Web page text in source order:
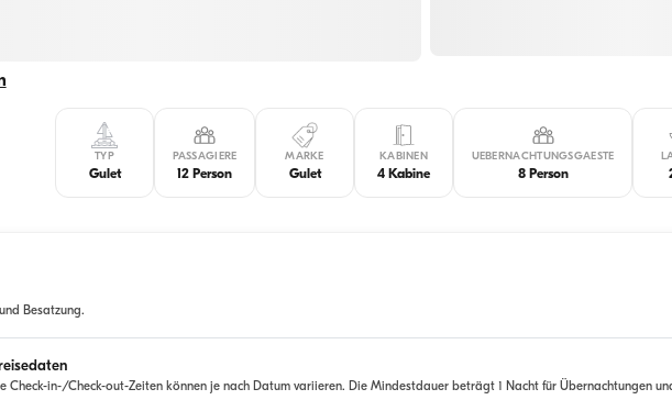
TYP
Gulet
PASSAGIERE
12 Person
MARKE
Gulet
KABINEN
4 Kabine
UEBERNACHTUNGSGAESTE
8 Person
Besatzung.
Check-in-/Check-out-Zeiten können je nach Datum variieren. Die Mindestdauer beträgt 1 Nacht für Übernachtungen